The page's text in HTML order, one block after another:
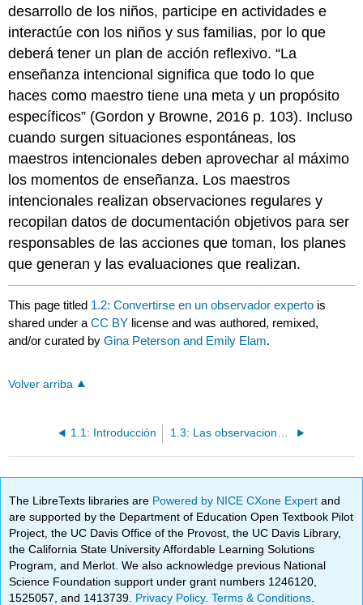
desarrollo de los niños, participe en actividades e
interactúe con los niños y sus familias, por lo que
deberá tener un plan de acción reflexivo. “La
enseñanza intencional significa que todo lo que
haces como maestro tiene una meta y un propósito
específicos” (Gordon y Browne, 2016 p. 103). Incluso
cuando surgen situaciones espontáneas, los
maestros intencionales deben aprovechar al máximo
los momentos de enseñanza. Los maestros
intencionales realizan observaciones regulares y
recopilan datos de documentación objetivos para ser
responsables de las acciones que toman, los planes
que generan y las evaluaciones que realizan.
This page titled 1.2: Convertirse en un observador experto is
shared under aCC BY license and was authored, remixed,
and/or curated byGina Peterson and Emily Elam.
Volver arriba
1.1: Introducción
The LibreTexts libraries are Powered by NICE CXone Expertand
are supported by the Department of Education Open Textbook Pilot
Project, the UC Davis Office of the Provost, the UC Davis Library,
the California State University Affordable Learning Solutions
Program, and Merlot. We also acknowledge previous National
Science Foundation support under grant numbers 1246120,
1525057, and 1413739. Privacy Policy.Terms & Conditions